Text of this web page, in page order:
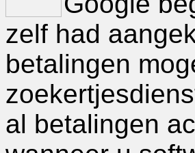
zelf had
betalingen
al betalingen